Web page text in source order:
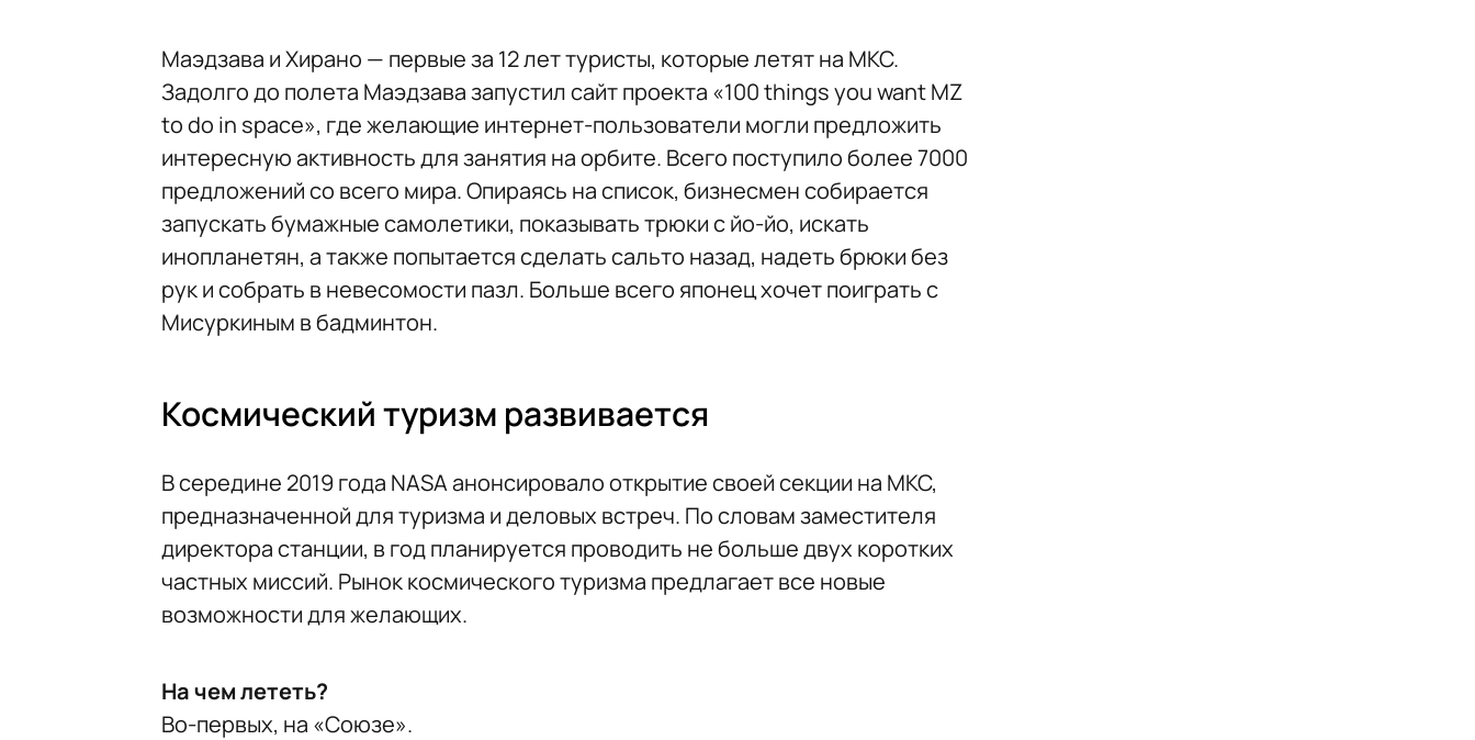
Маэдзава и Хирано — первые за 12 лет туристы, которые летят на МКС.
Задолго до полета Маэдзава запустил сайт проекта «100 things you want MZ
to do in space», где желающие интернет-пользователи могли предложить
интересную активность для занятия на орбите. Всего поступило более 7000
предложений со всего мира. Опираясь на список, бизнесмен собирается
запускать бумажные самолетики, показывать трюки с йо-йо, искать
инопланетян, а также попытается сделать сальто назад, надеть брюки без
рук и собрать в невесомости пазл. Больше всего японец хочет поиграть с
Мисуркиным в бадминтон.
Космический туризм развивается
В середине 2019 года NASA анонсировало открытие своей секции на МКС,
предназначенной для туризма и деловых встреч. По словам заместителя
директора станции, в год планируется проводить не больше двух коротких
частных миссий. Рынок космического туризма предлагает все новые
возможности для желающих.
На чем лететь?
Во-первых, на «Союзе».